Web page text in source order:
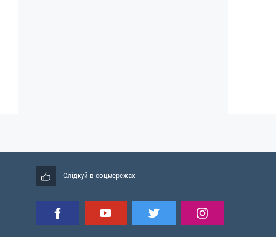
Слідкуй в соцмережах